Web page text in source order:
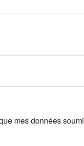
mes données